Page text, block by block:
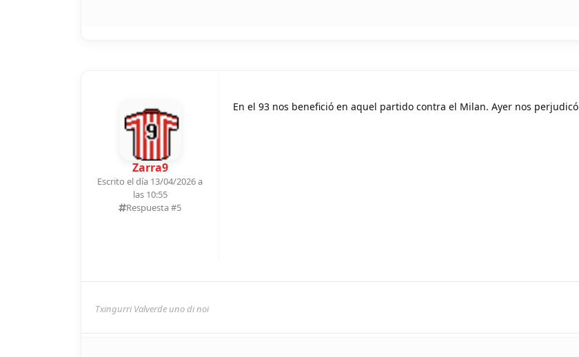
Zarra9
Escrito el día 13/04/2026 a
las 10:55
Respuesta #5
En el 93 nos benefició en aquel partido contra el Milan. Ayer nos perjudicó
Txingurri Valverde uno di noi